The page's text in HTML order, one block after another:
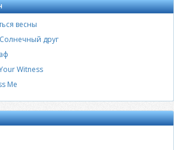
весны
Солнечный друг
Witness
Me